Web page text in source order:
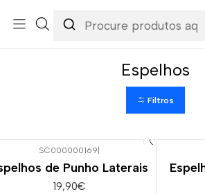
Acessórios & Personalização
Espelhos
Filtros
SC000000169|
de Punho Laterais
19,90€